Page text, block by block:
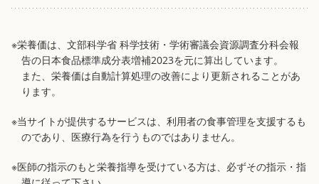
※栄養価は、文部科学省 科学技術・学術審議会資源調査分科会報
告の日本食品標準成分表増補2023を元に算出しています。
また、栄養価は自動計算処理の改善により更新されることがあ
ります。
※当サイトが提供するサービスは、利用者の食事管理を支援するも
のであり、医療行為を行うものではありません。
※医師の指示のもと栄養指導を受けている方は、必ずその指示・指